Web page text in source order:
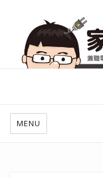
幫你做好功課，看了就
MENU